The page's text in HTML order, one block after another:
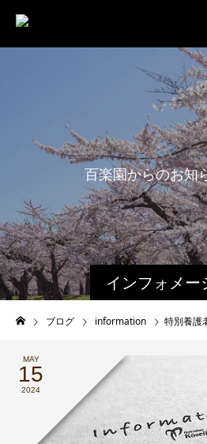
インフォメー
百楽園からのお知
最新
ブログ information 特別養護
MAY
15
2024